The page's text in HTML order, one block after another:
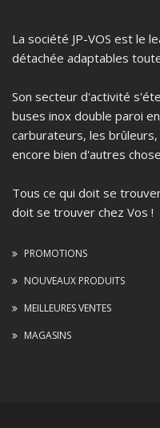
La société JP-VOS est le
détachée adaptables
Son secteur d'activité
buses inox double paroi
carburateurs, les
encore bien d'autres
Tous ce qui doit se
doit se trouver chez Vos !
PROMOTIONS
NOUVEAUX PRODUITS
MEILLEURES VENTES
MAGASINS